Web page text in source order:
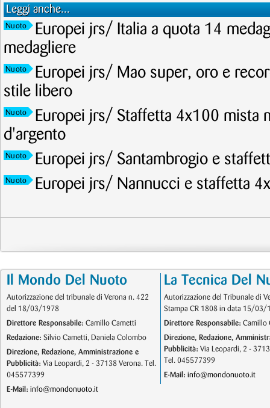
Leggi anche...
Nuoto
Europei jrs/ Italia a quota 14
medagliere
Nuoto
Europei jrs/ Mao super, oro e
stile libero
Nuoto
Europei jrs/ Staffetta 4x100 mista
d'argento
Nuoto Europei jrs/ Santambrogio e
Nuoto Europei jrs/ Nannucci e staffetta
Il Mondo Del Nuoto
Autorizzazione del tribunale di Verona n. 422
del 18/03/1978
Direttore Responsabile: Camillo Cametti
Redazione: Silvio Cametti, Daniela Colombo
Direzione, Redazione, Amministrazione e
Pubblicità: Via Leopardi, 2 - 37138 Verona. Tel.
045577399
E-Mail: info@mondonuoto.it
La Tecnica Del
Autorizzazione del Tribunale di
Stampa CR 1808 in data 15/03/
Direttore Responsabile: Camillo
Direzione, Redazione,
Pubblicità: Via Leopardi, 2 -
Tel. 045577399
E-Mail: info@mondonuoto.it